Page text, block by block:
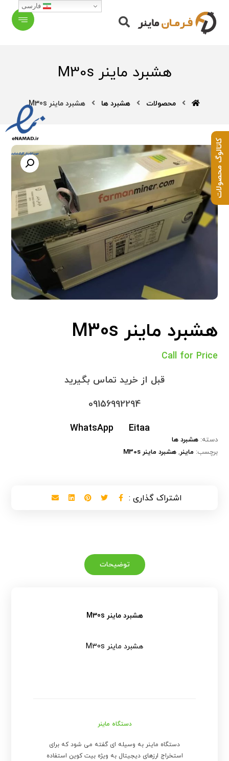
هشبرد ماینر M30s
محصولات هشبرد ها هشبرد ماینر M30s
هشبرد ماینر M30s
Call for Price
قبل از خرید تماس بگیرید
09156992294
WhatsApp
Eitaa
دسته:هشبرد ها
برچسب:ماینر,هشبرد ماینر M30s
توضیحات
هشبرد ماینر M30s
هشبرد ماینر M30s
دستگاه ماینر
دستگاه ماینر به وسیله ای گفته می شود که برای
استخراج ارزهای دیجیتال به ویژه بیت کوین استفاده
فارسی
کاتالوگ محصولات